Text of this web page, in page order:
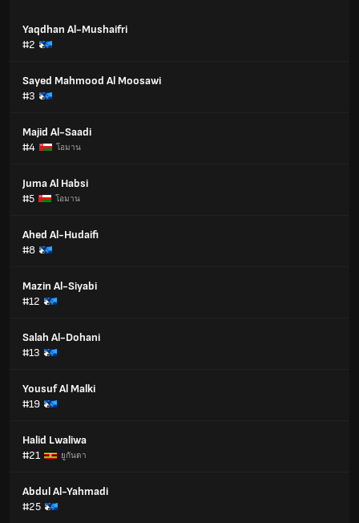
Yaqdhan Al-Mushaifri
#2
Sayed Mahmood Al Moosawi
#3
Majid Al-Saadi
#4
โอมาน
Juma Al Habsi
#5
โอมาน
Ahed Al-Hudaifi
#8
Mazin Al-Siyabi
#12
Salah Al-Dohani
#13
Yousuf Al Malki
#19
Halid Lwaliwa
#21
ยูกันดา
Abdul Al-Yahmadi
#25